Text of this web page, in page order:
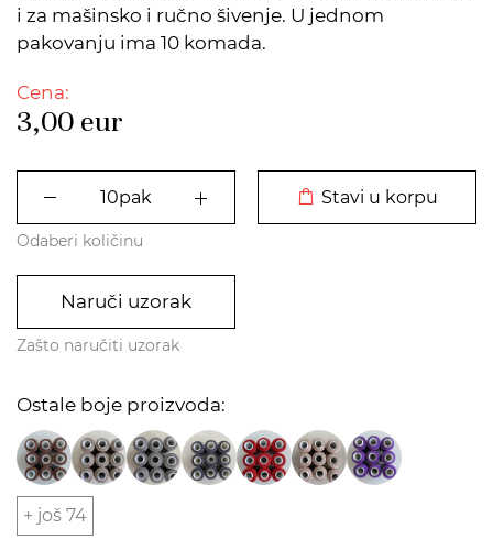
i za mašinsko i ručno šivenje. U jednom
pakovanju ima 10 komada.
Cena:
3,00 eur
Stavi u korpu
Odaberi količinu
Naruči uzorak
Zašto naručiti uzorak
Ostale boje proizvoda:
+ još 74